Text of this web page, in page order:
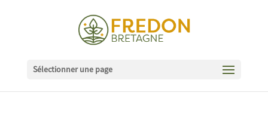
Sélectionner une page